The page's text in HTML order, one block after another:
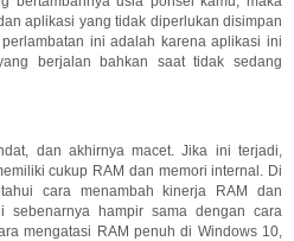
aplikasi yang tidak diperlukan disimpan
ini adalah karena aplikasi ini
berjalan bahkan saat tidak sedang
dan akhirnya macet. Jika ini terjadi,
cukup RAM dan memori internal. Di
cara menambah kinerja RAM dan
sebenarnya hampir sama dengan cara
mengatasi RAM penuh di Windows 10,